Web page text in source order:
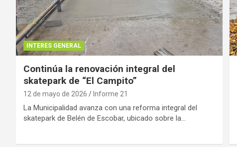
INTERES GENERAL
Continúa la renovación integral del
skatepark de “El Campito”
12 de mayo de 2026 Informe 21
La Municipalidad avanza con una reforma integral del
skatepark de Belén de Escobar, ubicado sobre la…